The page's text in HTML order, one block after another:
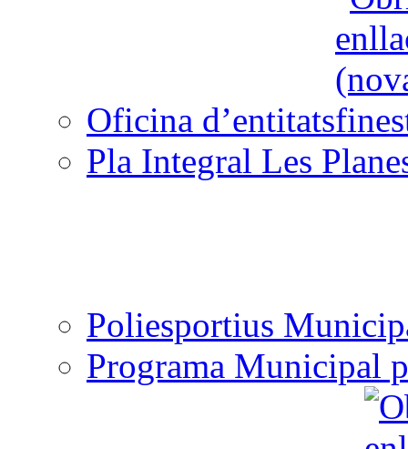
Oficina d’entitats
Pla Integral Les
Poliesportius
Programa Municipal